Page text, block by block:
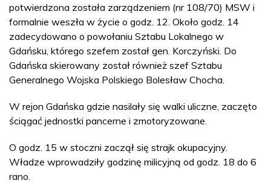
potwierdzona została zarządzeniem (nr 108/70) MSW i
formalnie weszła w życie o godz. 12. Około godz. 14
zadecydowano o powołaniu Sztabu Lokalnego w
Gdańsku, którego szefem został gen. Korczyński. Do
Gdańska skierowany został również szef Sztabu
Generalnego Wojska Polskiego Bolesław Chocha.
W rejon Gdańska gdzie nasilały się walki uliczne, zaczęto
ściągać jednostki pancerne i zmotoryzowane.
O godz. 15 w stoczni zaczął się strajk okupacyjny.
Władze wprowadziły godzinę milicyjną od godz. 18 do 6
rano.